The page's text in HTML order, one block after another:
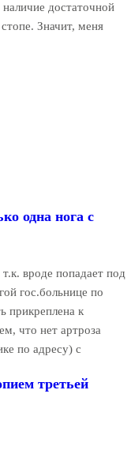
достаточной
Значит, меня
одна нога с
вроде попадает под
гос.больнице по
прикреплена к
что нет артроза
по адресу) с
третьей